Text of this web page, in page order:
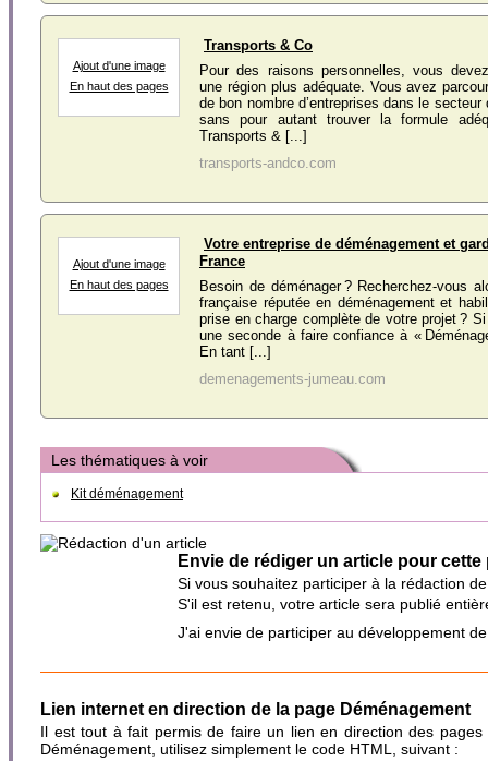
Ajout d'une image
En haut des pages
Transports & Co
Pour des raisons personnelles, vous
une région plus adéquate. Vous avez
de bon nombre d’entreprises dans le secteur
sans pour autant trouver la formule
Transports & [...]
transports-andco.com
Ajout d'une image
En haut des pages
Votre entreprise de déménagement et
France
Besoin de déménager ? Recherchez-vous
française réputée en déménagement et
prise en charge complète de votre projet ?
une seconde à faire confiance à «
En tant [...]
demenagements-jumeau.com
Les thématiques à voir
Kit déménagement
Envie de rédiger un article pour cette
Si vous souhaitez participer à la rédaction
S'il est retenu, votre article sera publié
J'ai envie de participer au développement
Lien internet en direction de la page Déménagement
Il est tout à fait permis de faire un lien en direction des
Déménagement, utilisez simplement le code HTML, suivant :